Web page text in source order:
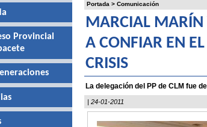
Portada > Comunicación
MARCIAL MARÍN
A CONFIAR EN
CRISIS
La delegación del PP de CLM fue
| 24-01-2011
Provincial